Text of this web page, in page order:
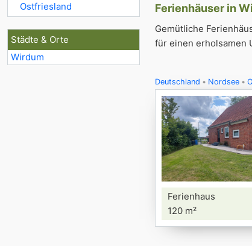
Ostfriesland
Städte & Orte
Wirdum
Ferienhäuser in
Gemütliche
für einen erholsamen
Deutschland Nordsee
Ferienhaus
120 m²